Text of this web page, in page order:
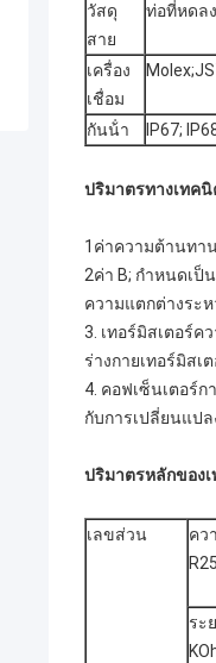
วัสดุ
สาย
ท่อที่หดล
เครื่อง
เชื่อม
กันน้ํา IP67;
ปริมาตรทางเทคนิ
1ค่าความต้านทา
2ค่า B; กําหนดเ
ความแตกต่างระ
3. เทอร์มิสเตอร์
ร่างกายเทอร์มิส
4. คอฟเซ็นเตอร์
กับการเปลี่ยนแป
ปริมาตรหลักของ
เลขส่วน
คว
R25
ระ